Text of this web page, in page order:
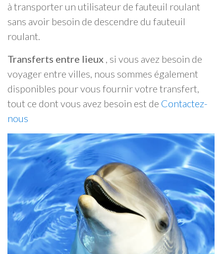
à transporter un utilisateur de fauteuil roulant
sans avoir besoin de descendre du fauteuil
roulant.
Transferts entre lieux , si vous avez besoin de
voyager entre villes, nous sommes également
disponibles pour vous fournir votre transfert,
tout ce dont vous avez besoin est de Contactez-
nous